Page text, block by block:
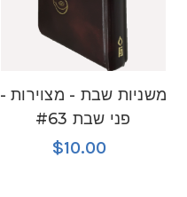
משניות שבת - מצוירות -
פני שבת #63
$10.00